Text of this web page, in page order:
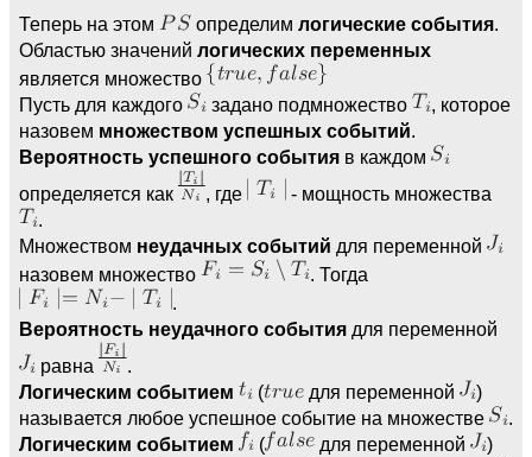
Теперь на этом определим логические события.
Областью значений логических переменных
является множество
Пусть для каждого
задано подмножество
, которое
назовем множеством успешных событий.
Вероятность успешного события в каждом
определяется как
, где
- мощность множества
.
Множеством неудачных событий для переменной
назовем множество
. Тогда
.
Вероятность неудачного события для переменной
равна
.
Логическим событием
( для переменной
)
называется любое успешное событие на множестве
.
Логическим событием
( для переменной
)